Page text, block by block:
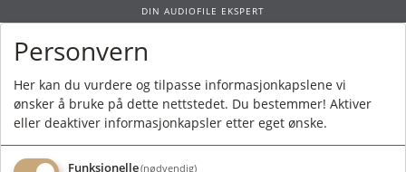
DIN AUDIOFILE EKSPERT
Forside / Bruktmarked Kabler og Strøm
/ Ansuz Signalz A2 RCA 1m -
Personvern
Her kan du vurdere og tilpasse informasjonkapslene vi
ønsker å bruke på dette nettstedet. Du bestemmer! Aktiver
eller deaktiver informasjonkapsler etter eget ønske.
Funksjonelle(nødvendig)